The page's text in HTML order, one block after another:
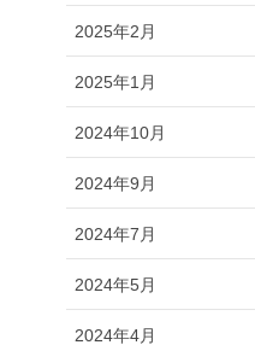
2025年2月
2025年1月
2024年10月
2024年9月
2024年7月
2024年5月
2024年4月